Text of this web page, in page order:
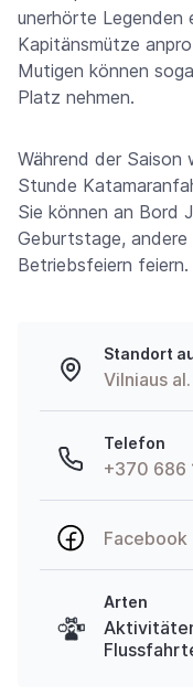
unerhörte Legenden
Kapitänsmütze
Mutigen können
Platz nehmen.
Während der Saison
Stunde
Sie können an Bord
Geburtstage,
Betriebsfeiern feiern.
Standort
Vilniaus
Telefon
+370 686
Facebook
Arten